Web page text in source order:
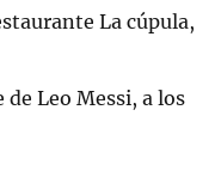
La cúpula,
de Leo Messi, a los